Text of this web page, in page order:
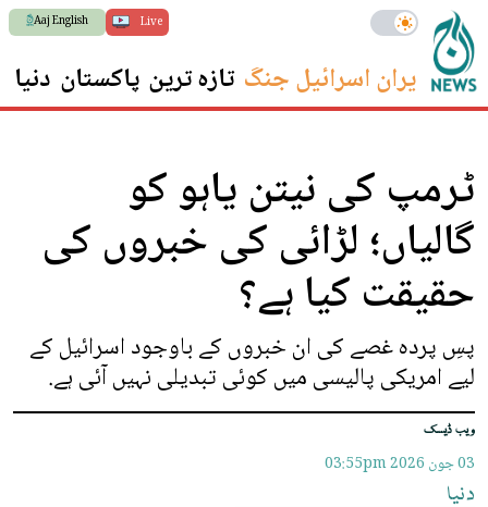
Live
Aaj English
ایران اسرائیل جنگ تازہ ترین پاکستان دنیا
ٹرمپ کی نیتن یاہو کو
گالیاں؛ لڑائی کی خبروں کی
حقیقت کیا ہے؟
پسِ پردہ غصے کی ان خبروں کے باوجود اسرائیل کے
لیے امریکی پالیسی میں کوئی تبدیلی نہیں آئی ہے.
ویب ڈیسک
03 جون 2026 03:55pm
دنیا